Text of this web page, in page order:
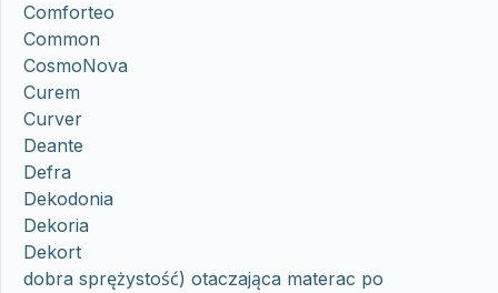
Comforteo
Common
CosmoNova
Curem
Curver
Deante
Defra
Dekodonia
Dekoria
Dekort
dobra sprężystość) otaczająca materac po